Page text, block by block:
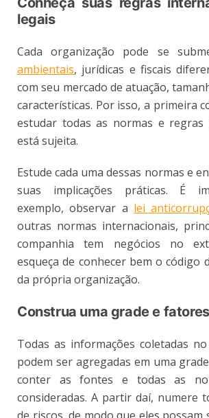
legais
Cada organização pode se
ambientais, jurídicas e fiscais
com seu mercado de atuação,
características. Por isso, a primeira
estudar todas as normas e regras
está sujeita.
Estude cada uma dessas normas e
suas implicações práticas. É
exemplo, observar a lei
outras normas internacionais,
companhia tem negócios no
esqueça de conhecer bem o código
da própria organização.
Construa uma grade e
Todas as informações coletadas
podem ser agregadas em uma
conter as fontes e todas as
consideradas. A partir daí, numere